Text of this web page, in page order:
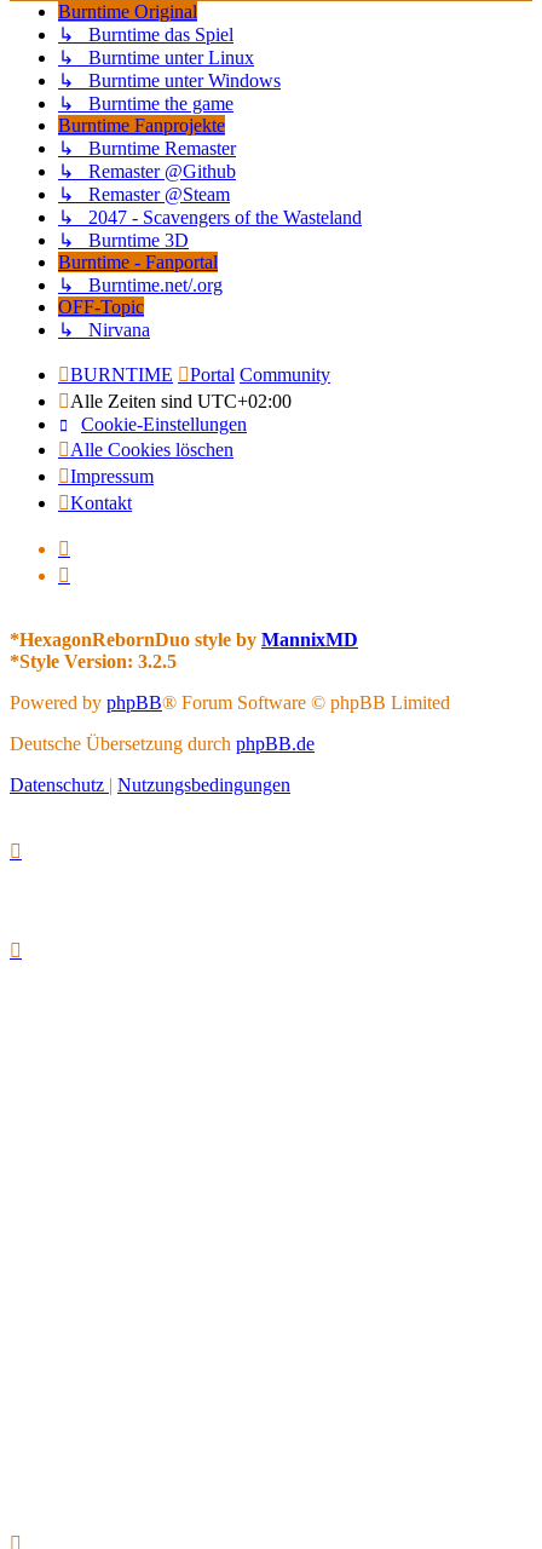
Burntime Original
↳ Burntime das Spiel
↳ Burntime unter Linux
↳ Burntime unter Windows
↳ Burntime the game
Burntime Fanprojekte
↳ Burntime Remaster
↳ Remaster @Github
↳ Remaster @Steam
↳ 2047 - Scavengers of the Wasteland
↳ Burntime 3D
Burntime - Fanportal
↳ Burntime.net/.org
OFF-Topic
↳ Nirvana
BURNTIME Portal Community
Alle Zeiten sind UTC+02:00
Cookie-Einstellungen
Alle Cookies löschen
Impressum
Kontakt
*HexagonRebornDuo style by MannixMD
*Style Version: 3.2.5
Powered by phpBB® Forum Software © phpBB Limited
Deutsche Übersetzung durch phpBB.de
Datenschutz | Nutzungsbedingungen